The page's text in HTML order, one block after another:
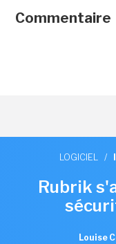
Commentaire
LOGICIEL /
Rubrik
Louise